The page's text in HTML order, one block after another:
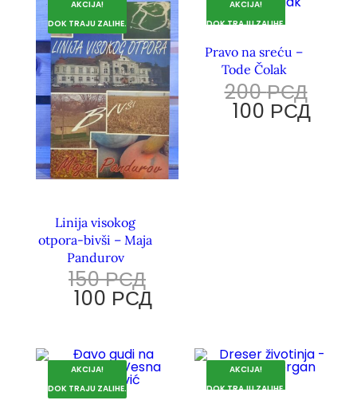
AKCIJA!
DOK TRAJU ZALIHE.
Linija visokog
otpora-bivši – Maja
Pandurov
150РСД
100 РСД
AKCIJA!
DOK TRAJU ZALIHE.
Pravo na sreću –
Tode Čolak
200РСД
100 РСД
AKCIJA!
DOK TRAJU ZALIHE.
AKCIJA!
DOK TRAJU ZALIHE.